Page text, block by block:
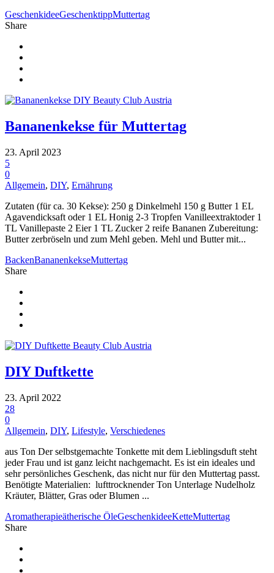
GeschenkideeGeschenktippMuttertag
Share
Bananenkekse für Muttertag
23. April 2023
5
0
Allgemein, DIY, Ernährung
Zutaten (für ca. 30 Kekse): 250 g Dinkelmehl 150 g Butter 1 EL
Agavendicksaft oder 1 EL Honig 2-3 Tropfen Vanilleextraktoder 1
TL Vanillepaste 2 Eier 1 TL Zucker 2 reife Bananen Zubereitung:
Butter zerbröseln und zum Mehl geben. Mehl und Butter mit...
BackenBananenkekseMuttertag
Share
DIY Duftkette
23. April 2022
28
0
Allgemein, DIY, Lifestyle, Verschiedenes
aus Ton Der selbstgemachte Tonkette mit dem Lieblingsduft steht
jeder Frau und ist ganz leicht nachgemacht. Es ist ein ideales und
sehr persönliches Geschenk, das nicht nur für den Muttertag passt.
Benötigte Materialien: lufttrocknender Ton Unterlage Nudelholz
Kräuter, Blätter, Gras oder Blumen ...
Aromatherapieätherische ÖleGeschenkideeKetteMuttertag
Share